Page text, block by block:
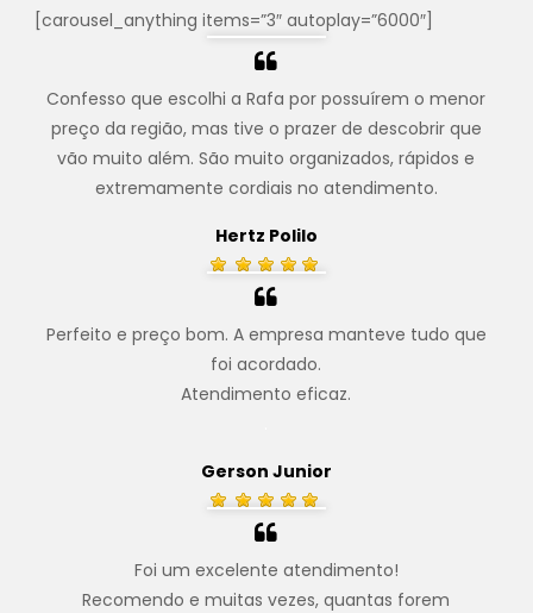
[carousel_anything items=”3″ autoplay=”6000″]
Confesso que escolhi a Rafa por possuírem o menor
preço da região, mas tive o prazer de descobrir que
vão muito além. São muito organizados, rápidos e
extremamente cordiais no atendimento.
Hertz Polilo
Perfeito e preço bom. A empresa manteve tudo que
foi acordado.
Atendimento eficaz.
Gerson Junior
Foi um excelente atendimento!
Recomendo e muitas vezes, quantas forem